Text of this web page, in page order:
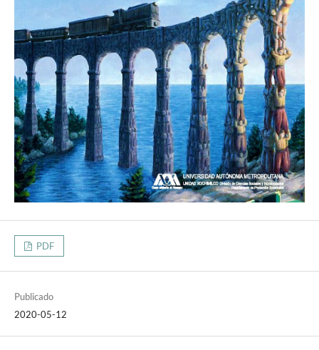
PDF
Publicado
2020-05-12